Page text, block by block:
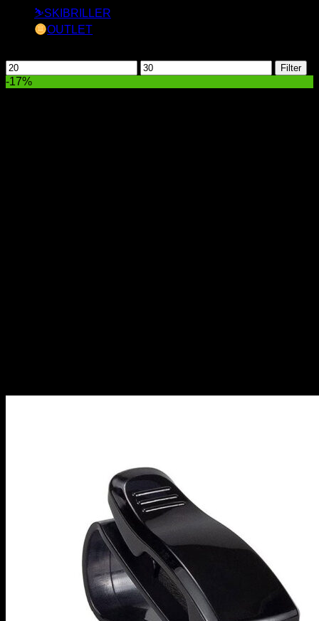
⛷️SKIBRILLER
OUTLET
Mindste
pris
Højeste
pris
Filter
-17%